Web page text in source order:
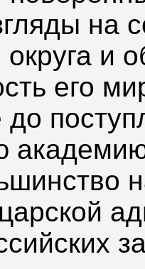
на
округа и
его
до